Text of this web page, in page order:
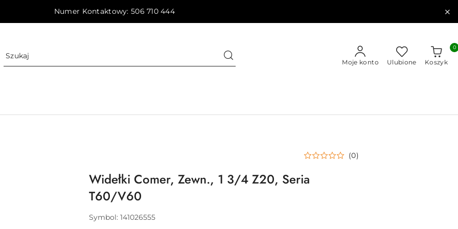
Numer Kontaktowy: 506 710 444
Moje konto Ulubione Koszyk
0
(0)
Widełki Comer, Zewn., 1 3/4 Z20, Seria
T60/V60
Symbol: 141026555